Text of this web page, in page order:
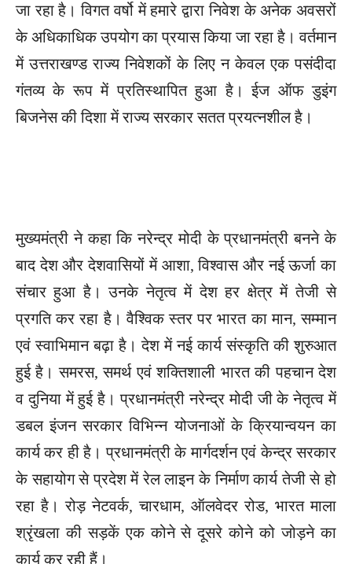
जा रहा है। विगत वर्षो में हमारे द्वारा निवेश के अनेक अवसरों
के अधिकाधिक उपयोग का प्रयास किया जा रहा है। वर्तमान
में उत्तराखण्ड राज्य निवेशकों के लिए न केवल एक पसंदीदा
गंतव्य के रूप में प्रतिस्थापित हुआ है। ईज ऑफ डुइंग
बिजनेस की दिशा में राज्य सरकार सतत प्रयत्नशील है।
मुख्यमंत्री ने कहा कि नरेन्द्र मोदी के प्रधानमंत्री बनने के
बाद देश और देशवासियों में आशा, विश्वास और नई ऊर्जा का
संचार हुआ है। उनके नेतृत्व में देश हर क्षेत्र में तेजी से
प्रगति कर रहा है। वैश्विक स्तर पर भारत का मान, सम्मान
एवं स्वाभिमान बढ़ा है। देश में नई कार्य संस्कृति की शुरुआत
हुई है। समरस, समर्थ एवं शक्तिशाली भारत की पहचान देश
व दुनिया में हुई है। प्रधानमंत्री नरेन्द्र मोदी जी के नेतृत्व में
डबल इंजन सरकार विभिन्न योजनाओं के क्रियान्वयन का
कार्य कर ही है। प्रधानमंत्री के मार्गदर्शन एवं केन्द्र सरकार
के सहायोग से प्रदेश में रेल लाइन के निर्माण कार्य तेजी से हो
रहा है। रोड़ नेटवर्क, चारधाम, ऑलवेदर रोड, भारत माला
श्रृंखला की सड़कें एक कोने से दूसरे कोने को जोड़ने का
कार्य कर रही हैं।